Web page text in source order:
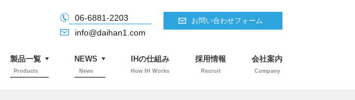
06-6881-2203
info@daihan1.com
お問い合わせフォーム
製品一覧
Products
NEWS
News
IHの仕組み
How IH Works
採用情報
Recruit
会社案内
Company